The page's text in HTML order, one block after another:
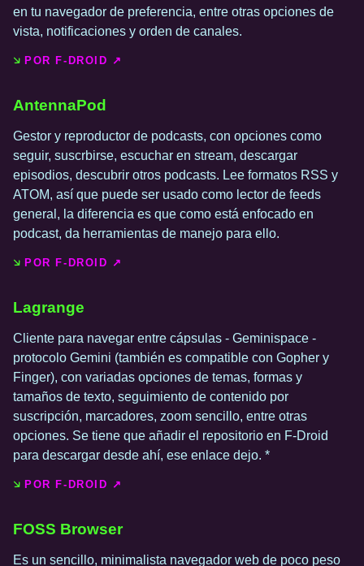
en tu navegador de preferencia, entre otras opciones de
vista, notificaciones y orden de canales.
POR F-DROID ↗️
AntennaPod
Gestor y reproductor de podcasts, con opciones como
seguir, suscrbirse, escuchar en stream, descargar
episodios, descubrir otros podcasts. Lee formatos RSS y
ATOM, así que puede ser usado como lector de feeds
general, la diferencia es que como está enfocado en
podcast, da herramientas de manejo para ello.
POR F-DROID ↗️
Lagrange
Cliente para navegar entre cápsulas - Geminispace -
protocolo Gemini (también es compatible con Gopher y
Finger), con variadas opciones de temas, formas y
tamaños de texto, seguimiento de contenido por
suscripción, marcadores, zoom sencillo, entre otras
opciones. Se tiene que añadir el repositorio en F-Droid
para descargar desde ahí, ese enlace dejo. *
POR F-DROID ↗️
FOSS Browser
Es un sencillo, minimalista navegador web de poco peso